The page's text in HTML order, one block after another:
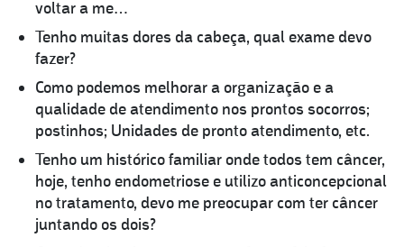
voltar a me…
Tenho muitas dores da cabeça, qual exame devo
fazer?
Como podemos melhorar a organização e a
qualidade de atendimento nos prontos socorros;
postinhos; Unidades de pronto atendimento, etc.
Tenho um histórico familiar onde todos tem câncer,
hoje, tenho endometriose e utilizo anticoncepcional
no tratamento, devo me preocupar com ter câncer
juntando os dois?